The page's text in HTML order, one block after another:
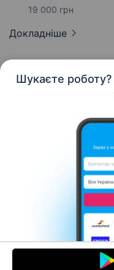
Шукаєте
19 000 грн
Докладніше
Контакти